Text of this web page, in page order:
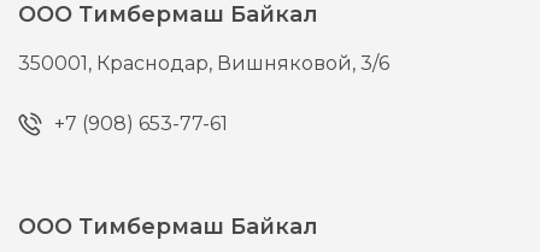
ООО Тимбермаш Байкал
350001, Краснодар, Вишняковой, 3/6
+7 (908) 653-77-61
ООО Тимбермаш Байкал